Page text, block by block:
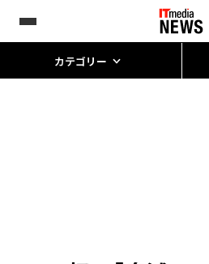
カテゴリー